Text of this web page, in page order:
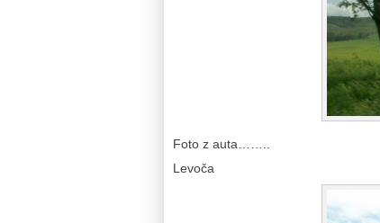
Foto z auta……..
Levoča